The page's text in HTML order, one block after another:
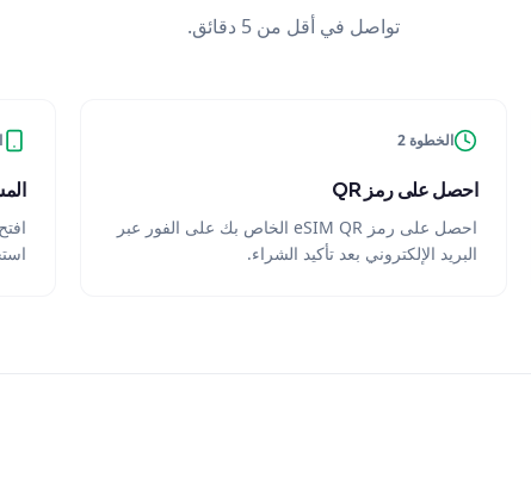
تواصل في أقل من 5 دقائق.
الخطوة 2
احصل على رمز QR
احصل على رمز eSIM QR الخاص بك على الفور عبر
البريد الإلكتروني بعد تأكيد الشراء.